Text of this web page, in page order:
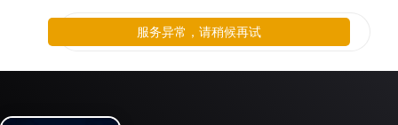
服务异常，请稍候再试